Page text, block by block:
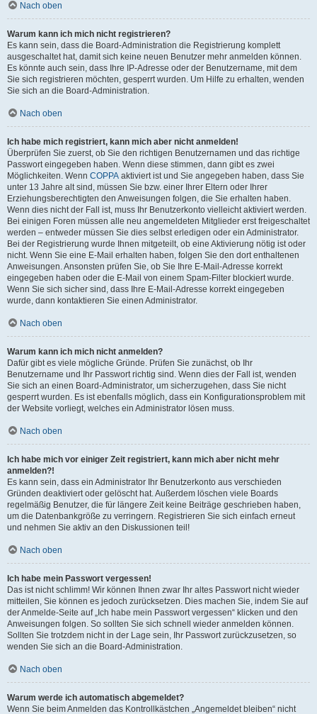
Nach oben
Warum kann ich mich nicht registrieren?
Es kann sein, dass die Board-Administration die Registrierung komplett
ausgeschaltet hat, damit sich keine neuen Benutzer mehr anmelden können.
Es könnte auch sein, dass Ihre IP-Adresse oder der Benutzername, mit dem
Sie sich registrieren möchten, gesperrt wurden. Um Hilfe zu erhalten, wenden
Sie sich an die Board-Administration.
Nach oben
Ich habe mich registriert, kann mich aber nicht anmelden!
Überprüfen Sie zuerst, ob Sie den richtigen Benutzernamen und das richtige
Passwort eingegeben haben. Wenn diese stimmen, dann gibt es zwei
Möglichkeiten. Wenn COPPA aktiviert ist und Sie angegeben haben, dass Sie
unter 13 Jahre alt sind, müssen Sie bzw. einer Ihrer Eltern oder Ihrer
Erziehungsberechtigten den Anweisungen folgen, die Sie erhalten haben.
Wenn dies nicht der Fall ist, muss Ihr Benutzerkonto vielleicht aktiviert werden.
Bei einigen Foren müssen alle neu angemeldeten Mitglieder erst freigeschaltet
werden – entweder müssen Sie dies selbst erledigen oder ein Administrator.
Bei der Registrierung wurde Ihnen mitgeteilt, ob eine Aktivierung nötig ist oder
nicht. Wenn Sie eine E-Mail erhalten haben, folgen Sie den dort enthaltenen
Anweisungen. Ansonsten prüfen Sie, ob Sie Ihre E-Mail-Adresse korrekt
eingegeben haben oder die E-Mail von einem Spam-Filter blockiert wurde.
Wenn Sie sich sicher sind, dass Ihre E-Mail-Adresse korrekt eingegeben
wurde, dann kontaktieren Sie einen Administrator.
Nach oben
Warum kann ich mich nicht anmelden?
Dafür gibt es viele mögliche Gründe. Prüfen Sie zunächst, ob Ihr
Benutzername und Ihr Passwort richtig sind. Wenn dies der Fall ist, wenden
Sie sich an einen Board-Administrator, um sicherzugehen, dass Sie nicht
gesperrt wurden. Es ist ebenfalls möglich, dass ein Konfigurationsproblem mit
der Website vorliegt, welches ein Administrator lösen muss.
Nach oben
Ich habe mich vor einiger Zeit registriert, kann mich aber nicht mehr
anmelden?!
Es kann sein, dass ein Administrator Ihr Benutzerkonto aus verschieden
Gründen deaktiviert oder gelöscht hat. Außerdem löschen viele Boards
regelmäßig Benutzer, die für längere Zeit keine Beiträge geschrieben haben,
um die Datenbankgröße zu verringern. Registrieren Sie sich einfach erneut
und nehmen Sie aktiv an den Diskussionen teil!
Nach oben
Ich habe mein Passwort vergessen!
Das ist nicht schlimm! Wir können Ihnen zwar Ihr altes Passwort nicht wieder
mitteilen, Sie können es jedoch zurücksetzen. Dies machen Sie, indem Sie auf
der Anmelde-Seite auf „Ich habe mein Passwort vergessen“ klicken und den
Anweisungen folgen. So sollten Sie sich schnell wieder anmelden können.
Sollten Sie trotzdem nicht in der Lage sein, Ihr Passwort zurückzusetzen, so
wenden Sie sich an die Board-Administration.
Nach oben
Warum werde ich automatisch abgemeldet?
Wenn Sie beim Anmelden das Kontrollkästchen „Angemeldet bleiben“ nicht